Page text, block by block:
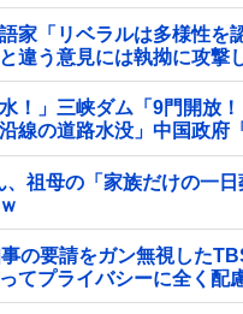
語家「リベラルは多様性を
違う意見には執拗に攻撃
ｗｗｗｗｗｗ
！」三峡ダム「9門開放
線の道路水没」中国政府
ム「緊急放流に合わせて
祖母の「家族だけの一日
事の要請をガン無視した
てプライバシーに全く配